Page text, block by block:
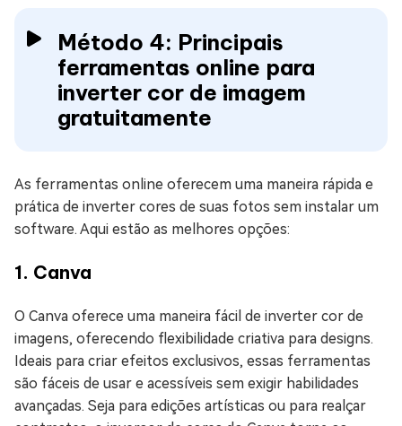
Método 4: Principais
ferramentas online para
inverter cor de imagem
gratuitamente
As ferramentas online oferecem uma maneira rápida e
prática de inverter cores de suas fotos sem instalar um
software. Aqui estão as melhores opções:
1. Canva
O Canva oferece uma maneira fácil de inverter cor de
imagens, oferecendo flexibilidade criativa para designs.
Ideais para criar efeitos exclusivos, essas ferramentas
são fáceis de usar e acessíveis sem exigir habilidades
avançadas. Seja para edições artísticas ou para realçar